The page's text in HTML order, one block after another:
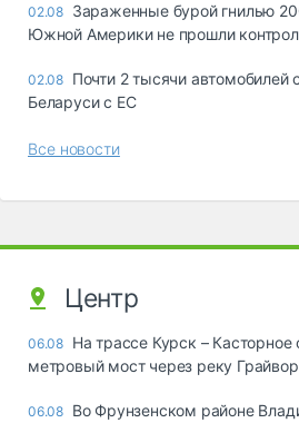
02.08 Зараженные бурой гнилью
Южной Америки не прошли
02.08 Почти 2 тысячи автомобилей
Беларуси с ЕС
Все новости
Центр
06.08 На трассе Курск –
метровый мост через реку
06.08 Во Фрунзенском районе